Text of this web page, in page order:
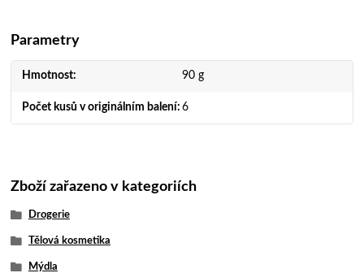
Parametry
Hmotnost 90 g
Počet kusů v originálním balení 6
Zboží zařazeno v kategoriích
Drogerie
Tělová kosmetika
Mýdla